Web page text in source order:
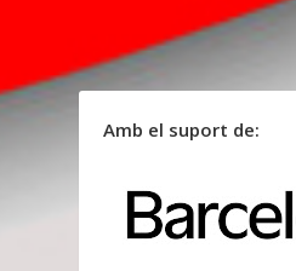
Amb el suport de: